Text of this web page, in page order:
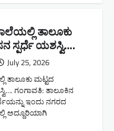
ತಾಲೂಕು
ಸ್ಪರ್ಧೆ ಯಶಸ್ವಿ….
July 25, 2026
ತಾಲೂಕು ಮಟ್ಟದ
ಗಂಗಾವತಿ: ತಾಲೂಕಿನ
ಇಂದು ನಗರದ
ಅದ್ದೂರಿಯಾಗಿ